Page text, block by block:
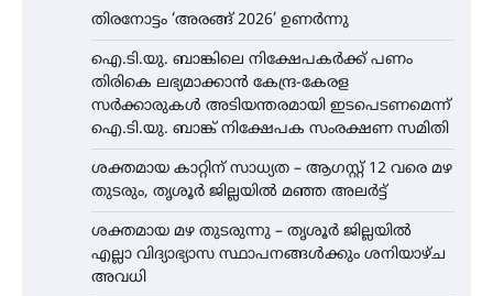
തിരനോട്ടം ‘അരങ്ങ് 2026’ ഉണർന്നു
ഐ.ടി.യു. ബാങ്കിലെ നിക്ഷേപകർക്ക് പണം
തിരികെ ലഭ്യമാക്കാൻ കേന്ദ്ര-കേരള
സർക്കാരുകൾ അടിയന്തരമായി ഇടപെടണമെന്ന്
ഐ.ടി.യു. ബാങ്ക് നിക്ഷേപക സംരക്ഷണ സമിതി
ശക്തമായ കാറ്റിന് സാധ്യത – ആഗസ്റ്റ് 12 വരെ മഴ
തുടരും, തൃശൂർ ജില്ലയിൽ മഞ്ഞ അലർട്ട്
ശക്തമായ മഴ തുടരുന്നു – തൃശൂർ ജില്ലയിൽ
എല്ലാ വിദ്യാഭ്യാസ സ്ഥാപനങ്ങൾക്കും ശനിയാഴ്ച
അവധി